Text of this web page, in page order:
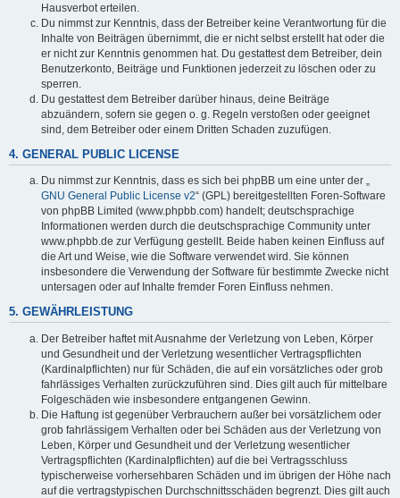
Hausverbot erteilen.
Du nimmst zur Kenntnis, dass der Betreiber keine Verantwortung für die
Inhalte von Beiträgen übernimmt, die er nicht selbst erstellt hat oder die
er nicht zur Kenntnis genommen hat. Du gestattest dem Betreiber, dein
Benutzerkonto, Beiträge und Funktionen jederzeit zu löschen oder zu
sperren.
Du gestattest dem Betreiber darüber hinaus, deine Beiträge
abzuändern, sofern sie gegen o. g. Regeln verstoßen oder geeignet
sind, dem Betreiber oder einem Dritten Schaden zuzufügen.
4. GENERAL PUBLIC LICENSE
Du nimmst zur Kenntnis, dass es sich bei phpBB um eine unter der „
GNU General Public License v2“ (GPL) bereitgestellten Foren-Software
von phpBB Limited (www.phpbb.com) handelt; deutschsprachige
Informationen werden durch die deutschsprachige Community unter
www.phpbb.de zur Verfügung gestellt. Beide haben keinen Einfluss auf
die Art und Weise, wie die Software verwendet wird. Sie können
insbesondere die Verwendung der Software für bestimmte Zwecke nicht
untersagen oder auf Inhalte fremder Foren Einfluss nehmen.
5. GEWÄHRLEISTUNG
Der Betreiber haftet mit Ausnahme der Verletzung von Leben, Körper
und Gesundheit und der Verletzung wesentlicher Vertragspflichten
(Kardinalpflichten) nur für Schäden, die auf ein vorsätzliches oder grob
fahrlässiges Verhalten zurückzuführen sind. Dies gilt auch für mittelbare
Folgeschäden wie insbesondere entgangenen Gewinn.
Die Haftung ist gegenüber Verbrauchern außer bei vorsätzlichem oder
grob fahrlässigem Verhalten oder bei Schäden aus der Verletzung von
Leben, Körper und Gesundheit und der Verletzung wesentlicher
Vertragspflichten (Kardinalpflichten) auf die bei Vertragsschluss
typischerweise vorhersehbaren Schäden und im übrigen der Höhe nach
auf die vertragstypischen Durchschnittsschäden begrenzt. Dies gilt auch